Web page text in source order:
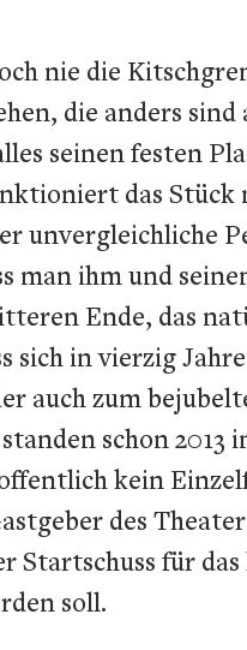
nie die
die anders
seinen festen
das
unvergleichliche
man ihm und
Ende, das
in vierzig
auch zum
schon
kein
des
für
soll.